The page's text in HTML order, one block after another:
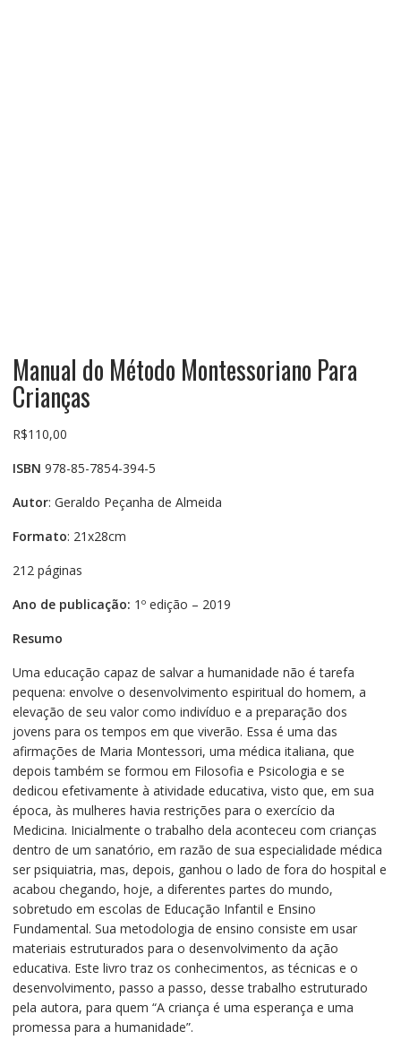
Manual do Método Montessoriano Para
Crianças
R$110,00
ISBN 978-85-7854-394-5
Autor: Geraldo Peçanha de Almeida
Formato: 21x28cm
212 páginas
Ano de publicação: 1º edição – 2019
Resumo
Uma educação capaz de salvar a humanidade não é tarefa
pequena: envolve o desenvolvimento espiritual do homem, a
elevação de seu valor como indivíduo e a preparação dos
jovens para os tempos em que viverão. Essa é uma das
afirmações de Maria Montessori, uma médica italiana, que
depois também se formou em Filosofia e Psicologia e se
dedicou efetivamente à atividade educativa, visto que, em sua
época, às mulheres havia restrições para o exercício da
Medicina. Inicialmente o trabalho dela aconteceu com crianças
dentro de um sanatório, em razão de sua especialidade médica
ser psiquiatria, mas, depois, ganhou o lado de fora do hospital e
acabou chegando, hoje, a diferentes partes do mundo,
sobretudo em escolas de Educação Infantil e Ensino
Fundamental. Sua metodologia de ensino consiste em usar
materiais estruturados para o desenvolvimento da ação
educativa. Este livro traz os conhecimentos, as técnicas e o
desenvolvimento, passo a passo, desse trabalho estruturado
pela autora, para quem “A criança é uma esperança e uma
promessa para a humanidade”.